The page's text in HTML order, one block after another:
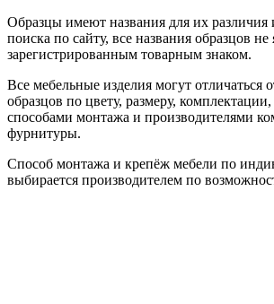
Образцы имеют названия для их различия
поиска по сайту, все названия образцов не
зарегистрированным товарным знаком.
Все мебельные изделия могут отличаться
образцов по цвету, размеру,
способами монтажа и производителями
фурнитуры.
Способ монтажа и крепёж мебели по
выбирается производителем по